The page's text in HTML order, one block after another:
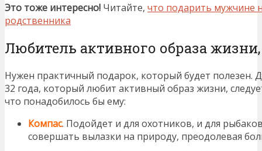
Это тоже интересно! Читайте, что подарить мужчине
родственника
Любитель активного образа
Нужен практичный подарок, который будет полезен.
32 года, который любит активный образ жизни,
что понадобилось бы ему:
Компас. Подойдет и для охотников, и для
совершать вылазки на природу, преодолевая